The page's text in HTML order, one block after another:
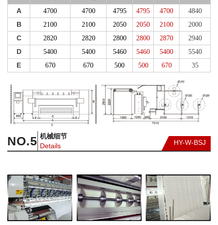
A 4700 4700 4795 4795 4700 4840
B 2100 2100 2050 2050 2100 2000
C 2820 2820 2800 2800 2870 2940
D 5400 5400 5460 5460 5400 5540
E 670 670 500 500 670 35
NO.5 机械细节
Details
HY-W-BSJ